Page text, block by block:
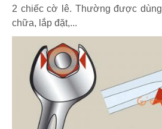
2 chiếc cờ lê. Thường được
chữa, lắp đặt,...